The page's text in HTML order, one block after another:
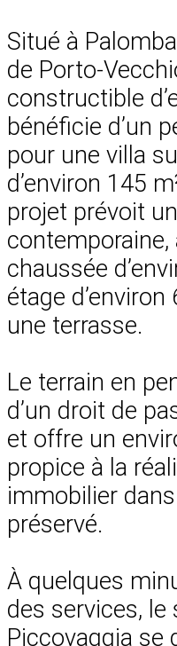
Situé à
de Porto-
constructible
bénéficie d’un
pour une villa
d’environ 145
projet prévoit
contemporaine,
chaussée
étage
une terrasse.
Le terrain en
d’un droit de
et offre un
propice à la
immobilier
préservé.
À quelques
des services, le
Piccovaggia se